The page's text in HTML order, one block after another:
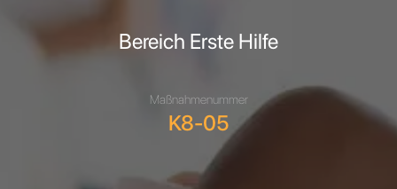
Bereich Erste Hilfe
Maßnahmenummer
K8-05